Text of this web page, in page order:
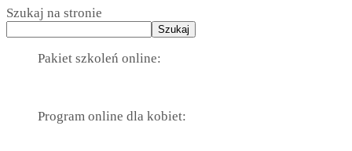
Szukaj na stronie
Szukaj
Pakiet szkoleń online:
Program online dla kobiet: